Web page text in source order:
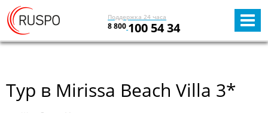
Поддержка 24 часа
8 800 100 54 34
Тур в Mirissa Beach Villa 3*